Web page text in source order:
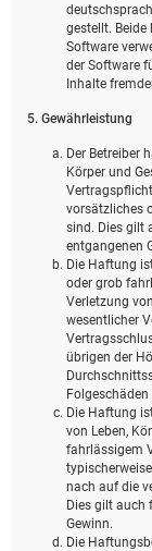
gestellt. Beide
Software
der Software
Inhalte
5. Gewährleistung
Der Betreiber
Körper und
vorsätzliches
sind. Dies gilt
entgangenen
Die Haftung
oder grob
Verletzung
wesentlicher
übrigen der
Die Haftung
von Leben,
fahrlässigem
nach auf die
Dies gilt auch
Gewinn.
Die